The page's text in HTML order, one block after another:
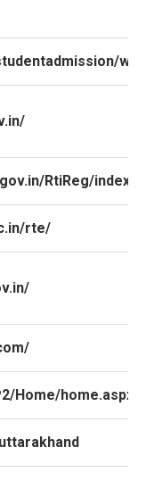
RtiReg/
rte/
Home/home.aspx